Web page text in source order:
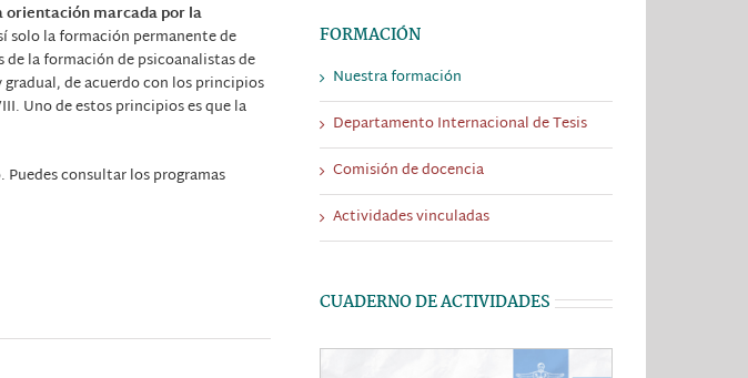
orientación marcada por la
solo la formación permanente de
de la formación de psicoanalistas de
de acuerdo con los principios
Uno de estos principios es que la
Puedes consultar los programas
FORMACIÓN
Nuestra formación
Departamento Internacional de Tesis
Comisión de docencia
Actividades vinculadas
CUADERNO DE ACTIVIDADES